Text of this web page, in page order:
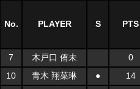
No. PLAYER S PTS
7 木戸口 侑未 0
10
青木 翔菜琳 ● 14